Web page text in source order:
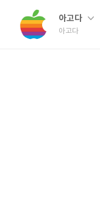
아고다
아고다